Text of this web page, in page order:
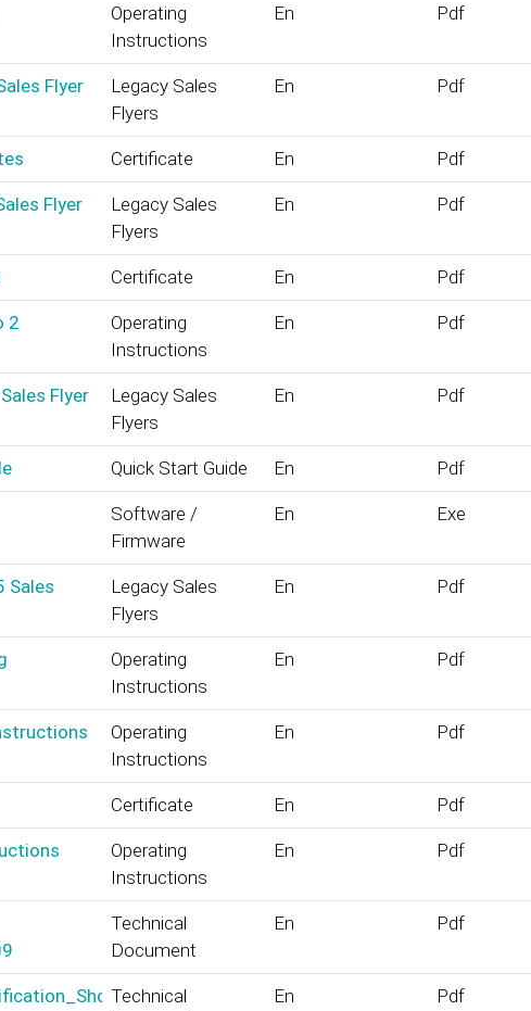
Operating
Instructions
En Pdf
Flyer
Legacy Sales
Flyers
En Pdf
Certificate En Pdf
Flyer
Legacy Sales
Flyers
En Pdf
Certificate En Pdf
2
Operating
Instructions
En Pdf
Flyer
Legacy Sales
Flyers
En Pdf
Quick Start Guide En Pdf
Software /
Firmware
En Exe
Sales
Legacy Sales
Flyers
En Pdf
Operating
Instructions
En Pdf
Operating
Instructions
En Pdf
Certificate En Pdf
Operating
Instructions
En Pdf
Technical
Document
En Pdf
Technical
En Pdf